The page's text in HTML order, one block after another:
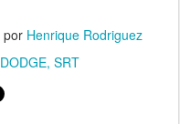
por Henrique Rodriguez
DODGE SRT